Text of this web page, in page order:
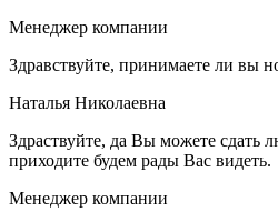
Менеджер компании
Здравствуйте, принимаете ли вы
Наталья Николаевна
Здраствуйте, да Вы можете сдать
приходите будем рады Вас видеть.
Менеджер компании